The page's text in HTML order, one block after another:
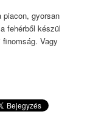
piacon, gyorsan
fehérből készül
Vagy